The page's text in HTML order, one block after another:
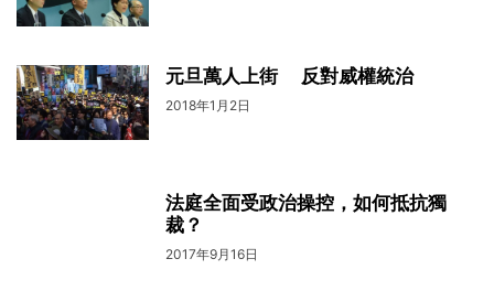
元旦萬人上街 反對威權統治
2018年1月2日
法庭全面受政治操控，如何抵抗獨
裁？
2017年9月16日